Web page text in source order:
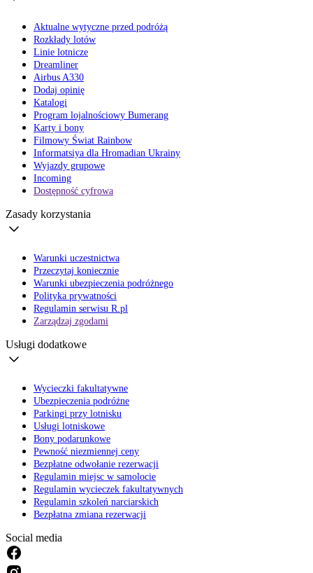
Aktualne wytyczne przed podróżą
Rozkłady lotów
Linie lotnicze
Dreamliner
Airbus A330
Dodaj opinię
Katalogi
Program lojalnościowy Bumerang
Karty i bony
Filmowy Świat Rainbow
Informatsiya dla Hromadian Ukrainy
Wyjazdy grupowe
Incoming
Dostępność cyfrowa
Zasady korzystania
Warunki uczestnictwa
Przeczytaj koniecznie
Warunki ubezpieczenia podróżnego
Polityka prywatności
Regulamin serwisu R.pl
Zarządzaj zgodami
Usługi dodatkowe
Wycieczki fakultatywne
Ubezpieczenia podróżne
Parkingi przy lotnisku
Usługi lotniskowe
Bony podarunkowe
Pewność niezmiennej ceny
Bezpłatne odwołanie rezerwacji
Regulamin miejsc w samolocie
Regulamin wycieczek fakultatywnych
Regulamin szkoleń narciarskich
Bezpłatna zmiana rezerwacji
Social media